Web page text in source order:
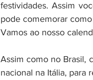
festividades. Assim
pode comemorar
Vamos ao nosso
Assim como no Brasil,
nacional na Itália, para